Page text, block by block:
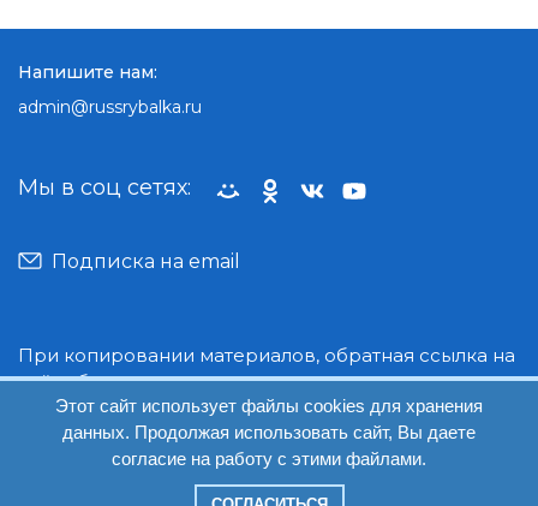
При копировании материалов, обратная ссылка на
сайт обязательна.
© Руссрыбалка: 2018-2026
Мы в соц сетях:
Подписка на email
Напишите нам:
admin@russrybalka.ru
Этот сайт использует файлы cookies для хранения
данных. Продолжая использовать сайт, Вы даете
согласие на работу с этими файлами.